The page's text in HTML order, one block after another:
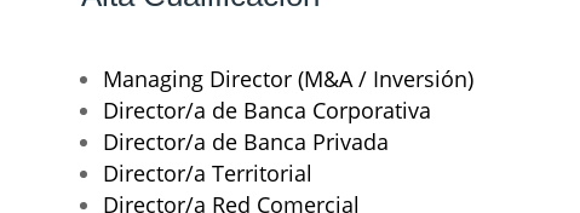
Managing Director (M&A / Inversión)
Director/a de Banca Corporativa
Director/a de Banca Privada
Director/a Territorial
Director/a Red Comercial